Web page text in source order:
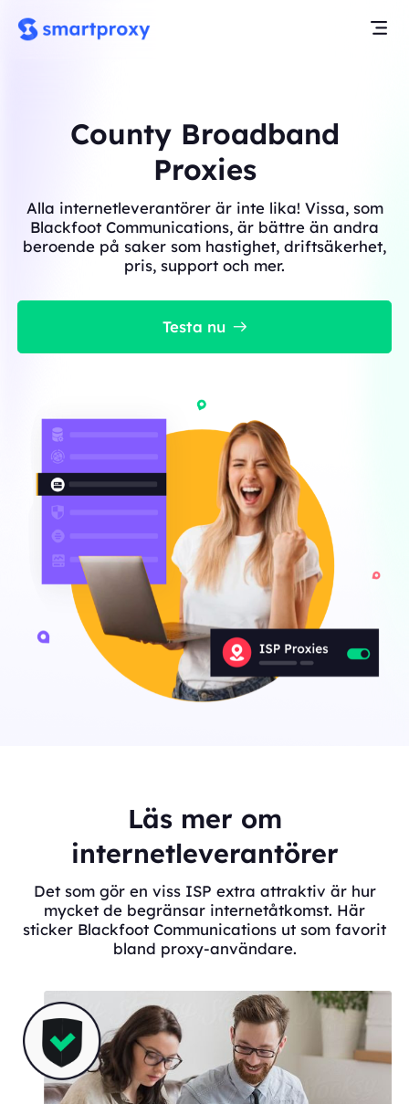
County Broadband
Proxies
Alla internetleverantörer är inte lika! Vissa, som
Blackfoot Communications, är bättre än andra
beroende på saker som hastighet, driftsäkerhet,
pris, support och mer.
Testa nu
Läs mer om
internetleverantörer
Det som gör en viss ISP extra attraktiv är hur
mycket de begränsar internetåtkomst. Här
sticker Blackfoot Communications ut som favorit
bland proxy-användare.